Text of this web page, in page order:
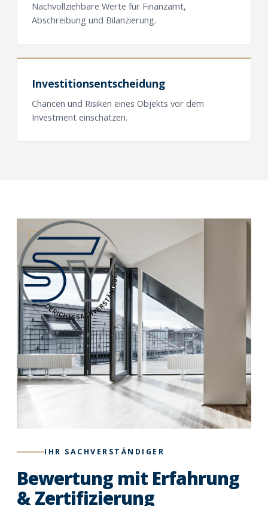
Nachvollziehbare Werte für Finanzamt,
Abschreibung und Bilanzierung.
Investitionsentscheidung
Chancen und Risiken eines Objekts vor dem
Investment einschätzen.
IHR SACHVERSTÄNDIGER
Bewertung mit Erfahrung
&Zertifizierung